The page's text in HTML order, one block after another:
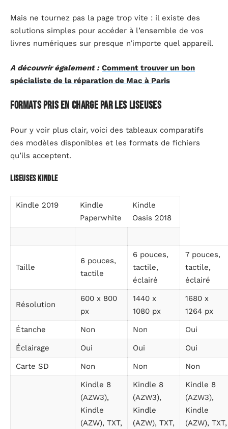
Mais ne tournez pas la page trop vite : il existe des
solutions simples pour accéder à l’ensemble de vos
livres numériques sur presque n’importe quel appareil.
A découvrir également : Comment trouver un bon
spécialiste de la réparation de Mac à Paris
Formats pris en charge par les liseuses
Pour y voir plus clair, voici des tableaux comparatifs
des modèles disponibles et les formats de fichiers
qu’ils acceptent.
Liseuses Kindle
Kindle 2019
Kindle
Paperwhite
Kindle
Oasis 2018
Taille
6 pouces,
tactile
6 pouces,
tactile,
éclairé
7 pouces,
tactile,
éclairé
Résolution
600 x 800
px
1440 x
1080 px
1680 x
1264 px
Étanche
Non Non
Oui
Éclairage
Oui Oui
Oui
Carte SD
Non Non Non
Kindle 8
(AZW3),
Kindle
(AZW), TXT,
Kindle 8
(AZW3),
Kindle
(AZW), TXT,
Kindle 8
(AZW3),
Kindle
(AZW), TXT,